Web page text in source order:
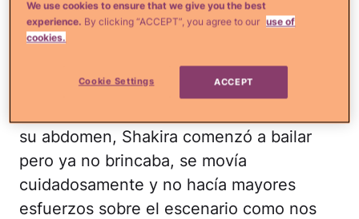
Lee más en¿Qué Más?: MIRA: Shakira
desahoga su tristeza en las redes sociales
Con un traje rojo brillante de mangas y
su abdomen, Shakira comenzó a bailar
pero ya no brincaba, se movía
cuidadosamente y no hacía mayores
esfuerzos sobre el escenario como nos
We use cookies to ensure that we give you the best
experience. By clicking “ACCEPT”, you agree to our use of
cookies.
Cookie Settings ACCEPT